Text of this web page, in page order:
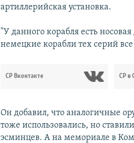
артиллерийская установка.
"У данного корабля есть
немецкие корабли тех серий
СР Вконтакте СР в
Он добавил, что аналогичные
тоже использовались, но
эсминцев. А на мемориале в